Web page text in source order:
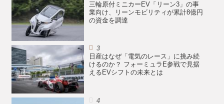
三輪原付ミニカーEV「リーン3」の事
業向け、リーンモビリティが累計8億円
の資金を調達
日産はなぜ「電気のレース」に挑み続
けるのか？ フォーミュラE参戦で見据
えるEVシフトの未来とは